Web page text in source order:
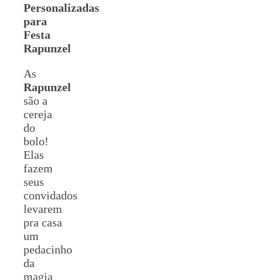
Personalizadas
para
Festa
Rapunzel
As
Rapunzel
são a
cereja
do
bolo!
Elas
fazem
seus
convidados
levarem
pra casa
um
pedacinho
da
magia